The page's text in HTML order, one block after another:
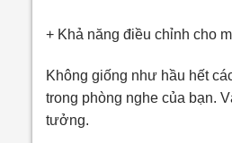
+ Khả năng điều chỉnh cho
Không giống như hầu hết
trong phòng nghe của bạn.
tưởng.